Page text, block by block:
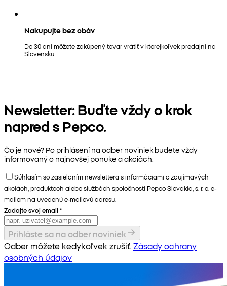
Nakupujte bez obáv
Do 30 dní môžete zakúpený tovar vrátiť v ktorejkoľvek predajni na
Slovensku.
Newsletter: Buďte vždy o krok
napred s Pepco.
Čo je nové? Po prihlásení na odber noviniek budete vždy
informovaný o najnovšej ponuke a akciách.
Súhlasím so zasielaním newslettera s informáciami o zaujímavých
akciách, produktoch alebo službách spoločnosti Pepco Slovakia, s. r. o. e-
mailom na uvedenú e-mailovú adresu.
Zadajte svoj email *
Prihláste sa na odber noviniek
Odber môžete kedykoľvek zrušiť.Zásady ochrany
osobných údajov